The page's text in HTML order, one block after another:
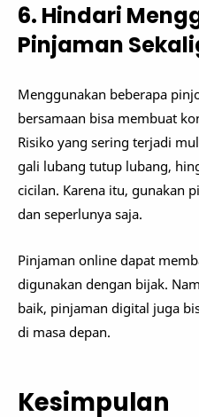
6. Hindari
Pinjaman
Menggunakan beberapa
bersamaan bisa membuat
Risiko yang sering terjadi
gali lubang tutup lubang,
cicilan. Karena itu, gunakan
dan seperlunya saja.
Pinjaman online dapat
digunakan dengan bijak.
baik, pinjaman digital juga
di masa depan.
Kesimpulan